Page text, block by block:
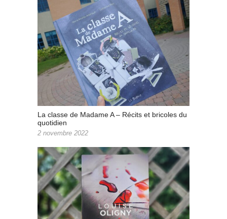
La classe de Madame A – Récits et bricoles du
quotidien
2 novembre 2022